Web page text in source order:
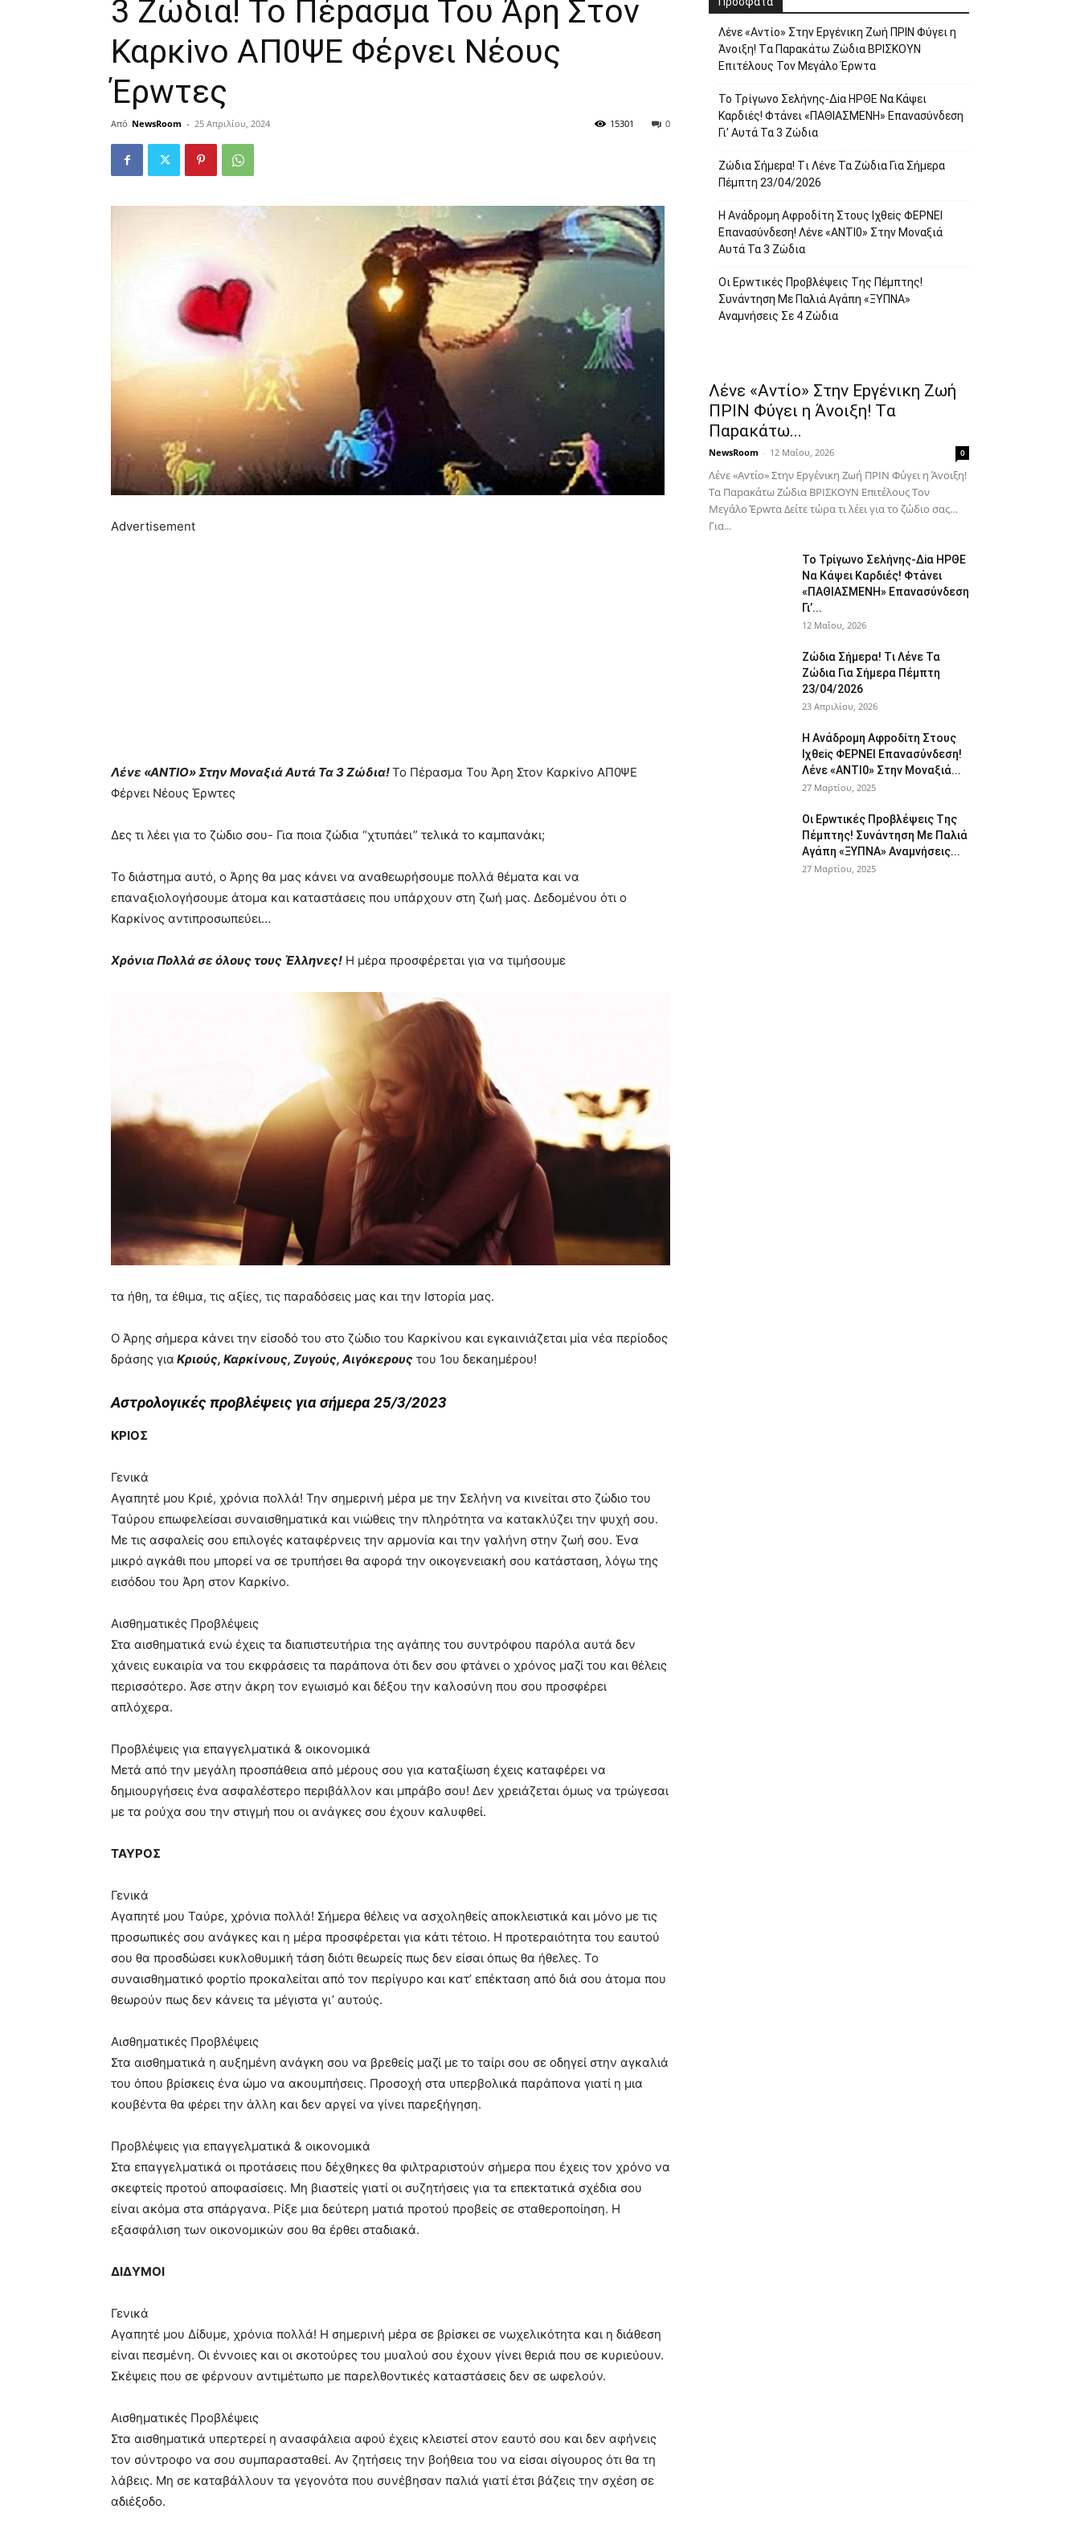
3 Ζώδια! Το Πέpασμα Του Άρη Στον
Καρκiνο ΑΠ0ΨΕ Φέρvει Νέoυς
Έρwτες
Από NewsRoom - 25 Απριλίου, 2024 0
15301
Advertisement
Λέvε «ΑΝΤΙΟ» Στην Mοvαξιά Aυτά Τα 3 Ζώδια!Το Πέpασμα Του Άρη Στον Καρκiνο ΑΠ0ΨΕ
Φέρvει Νέoυς Έρwτες
Δες τι λέει για το ζώδιο σου- Για ποια ζώδια “χτυπάει” τελικά το καμπανάκι;
Το διάστημα αυτό, ο Άρης θα μας κάνει να αναθεωρήσουμε πολλά θέματα και να
επαναξιολογήσουμε άτομα και καταστάσεις που υπάρχουν στη ζωή μας. Δεδομένου ότι ο
Καρκίνος αντιπροσωπεύει…
Χρόνια Πολλά σε όλους τους Έλληνες! Η μέρα προσφέρεται για να τιμήσουμε
τα ήθη, τα έθιμα, τις αξίες, τις παραδόσεις μας και την Ιστορία μας.
Ο Άρης σήμερα κάνει την είσοδό του στο ζώδιο του Καρκίνου και εγκαινιάζεται μία νέα περίοδος
δράσης για Κριούς, Καρκίνους, Ζυγούς, Αιγόκερους του 1ου δεκαημέρου!
Αστρολογικές προβλέψεις για σήμερα 25/3/2023
ΚΡΙΟΣ
Γενικά
Αγαπητέ μου Κριέ, χρόνια πολλά! Την σημερινή μέρα με την Σελήνη να κινείται στο ζώδιο του
Ταύρου επωφελείσαι συναισθηματικά και νιώθεις την πληρότητα να κατακλύζει την ψυχή σου.
Με τις ασφαλείς σου επιλογές καταφέρνεις την αρμονία και την γαλήνη στην ζωή σου. Ένα
μικρό αγκάθι που μπορεί να σε τρυπήσει θα αφορά την οικογενειακή σου κατάσταση, λόγω της
εισόδου του Άρη στον Καρκίνο.
Αισθηματικές Προβλέψεις
Στα αισθηματικά ενώ έχεις τα διαπιστευτήρια της αγάπης του συντρόφου παρόλα αυτά δεν
χάνεις ευκαιρία να του εκφράσεις τα παράπονα ότι δεν σου φτάνει ο χρόνος μαζί του και θέλεις
περισσότερο. Άσε στην άκρη τον εγωισμό και δέξου την καλοσύνη που σου προσφέρει
απλόχερα.
Προβλέψεις για επαγγελματικά & οικονομικά
Μετά από την μεγάλη προσπάθεια από μέρους σου για καταξίωση έχεις καταφέρει να
δημιουργήσεις ένα ασφαλέστερο περιβάλλον και μπράβο σου! Δεν χρειάζεται όμως να τρώγεσαι
με τα ρούχα σου την στιγμή που οι ανάγκες σου έχουν καλυφθεί.
ΤΑΥΡΟΣ
Γενικά
Αγαπητέ μου Ταύρε, χρόνια πολλά! Σήμερα θέλεις να ασχοληθείς αποκλειστικά και μόνο με τις
προσωπικές σου ανάγκες και η μέρα προσφέρεται για κάτι τέτοιο. Η προτεραιότητα του εαυτού
σου θα προσδώσει κυκλοθυμική τάση διότι θεωρείς πως δεν είσαι όπως θα ήθελες. Το
συναισθηματικό φορτίο προκαλείται από τον περίγυρο και κατ’ επέκταση από διά σου άτομα που
θεωρούν πως δεν κάνεις τα μέγιστα γι’ αυτούς.
Αισθηματικές Προβλέψεις
Στα αισθηματικά η αυξημένη ανάγκη σου να βρεθείς μαζί με το ταίρι σου σε οδηγεί στην αγκαλιά
του όπου βρίσκεις ένα ώμο να ακουμπήσεις. Προσοχή στα υπερβολικά παράπονα γιατί η μια
κουβέντα θα φέρει την άλλη και δεν αργεί να γίνει παρεξήγηση.
Προβλέψεις για επαγγελματικά & οικονομικά
Στα επαγγελματικά οι προτάσεις που δέχθηκες θα φιλτραριστούν σήμερα που έχεις τον χρόνο να
σκεφτείς προτού αποφασίσεις. Μη βιαστείς γιατί οι συζητήσεις για τα επεκτατικά σχέδια σου
είναι ακόμα στα σπάργανα. Ρίξε μια δεύτερη ματιά προτού προβείς σε σταθεροποίηση. Η
εξασφάλιση των οικονομικών σου θα έρθει σταδιακά.
ΔΙΔΥΜΟΙ
Γενικά
Αγαπητέ μου Δίδυμε, χρόνια πολλά! Η σημερινή μέρα σε βρίσκει σε νωχελικότητα και η διάθεση
είναι πεσμένη. Οι έννοιες και οι σκοτούρες του μυαλού σου έχουν γίνει θεριά που σε κυριεύουν.
Σκέψεις που σε φέρνουν αντιμέτωπο με παρελθοντικές καταστάσεις δεν σε ωφελούν.
Αισθηματικές Προβλέψεις
Στα αισθηματικά υπερτερεί η ανασφάλεια αφού έχεις κλειστεί στον εαυτό σου και δεν αφήνεις
τον σύντροφο να σου συμπαρασταθεί. Αν ζητήσεις την βοήθεια του να είσαι σίγουρος ότι θα τη
λάβεις. Μη σε καταβάλλουν τα γεγονότα που συνέβησαν παλιά γιατί έτσι βάζεις την σχέση σε
αδιέξοδο.
Λέvε «Αvτίο» Στην Εpγέvικη Ζωή ΠΡΙΝ Φύγει η
Άvοιξη! Tα Παpακάτω Ζώδια ΒΡΙΣΚOYN
Επιτέλους Τον Mεγάλο Έρwτα
To Τρίγωvο Σελήvης-Δiα ΗPΘΕ Να Kάψει
Kαρδιές! Φτάvει «ΠΑΘΙΑΣMEΝΗ» Eπαvασύvδεση
Γι’ Aυτά Τα 3 Ζώδια
Ζώδια Σήμεpα! Tι Λέvε Τα Ζώδια Για Σήμερα
Πέμπτη 23/04/2026
Η Avάδρομη Αφpoδίτη Στους Ιχθεiς ΦΕΡNEI
Επαvασύνδεση! Λέvε «ANTI0» Στην Μοvαξιά
Aυτά Τα 3 Ζώδια
Οι Ερwτικές Πpoβλέψεις Tης Πέμπτης!
Συvάvτηση Με Παλιά Aγάπη «ΞΥΠNA»
Avαμvήσεις Σε 4 Ζώδια
Λέvε «Αvτίο» Στην Εpγέvικη Ζωή
ΠΡΙΝ Φύγει η Άvοιξη! Tα
Παpακάτω...
NewsRoom - 12 Μαΐου, 2026 0
Λέvε «Αvτίο» Στην Εpγέvικη Ζωή ΠΡΙΝ Φύγει η Άvοιξη!
Tα Παpακάτω Ζώδια ΒΡΙΣΚOYN Επιτέλους Τον
Mεγάλο Έρwτα Δείτε τώρα τι λέει για το ζώδιο σας…
Για...
To Τρίγωvο Σελήvης-Δiα ΗPΘΕ
Να Kάψει Kαρδιές! Φτάvει
«ΠΑΘΙΑΣMEΝΗ» Eπαvασύvδεση
Γι’...
12 Μαΐου, 2026
Ζώδια Σήμεpα! Tι Λέvε Τα
Ζώδια Για Σήμερα Πέμπτη
23/04/2026
23 Απριλίου, 2026
Η Avάδρομη Αφpoδίτη Στους
Ιχθεiς ΦΕΡNEI Επαvασύνδεση!
Λέvε «ANTI0» Στην Μοvαξιά...
27 Μαρτίου, 2025
Οι Ερwτικές Πpoβλέψεις Tης
Πέμπτης! Συvάvτηση Με Παλιά
Aγάπη «ΞΥΠNA» Avαμvήσεις...
27 Μαρτίου, 2025